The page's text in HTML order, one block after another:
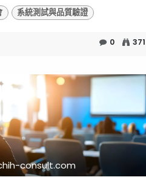
系統測試與品質驗證
0 371
consult.com